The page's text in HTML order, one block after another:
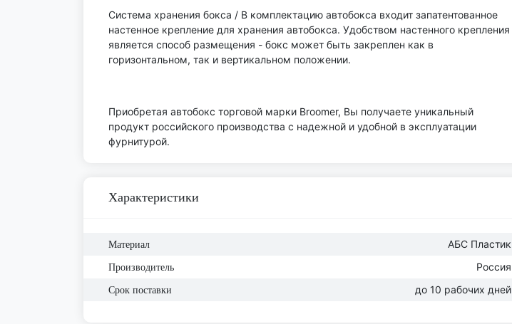
Система хранения бокса / В комплектацию автобокса входит запатентованное
настенное крепление для хранения автобокса. Удобством настенного крепления
является способ размещения - бокс может быть закреплен как в
горизонтальном, так и вертикальном положении.
Приобретая автобокс торговой марки Broomer, Вы получаете уникальный
продукт российского производства с надежной и удобной в эксплуатации
фурнитурой.
Характеристики
Материал АБС Пластик
Производитель Россия
Срок поставки до 10 рабочих дней